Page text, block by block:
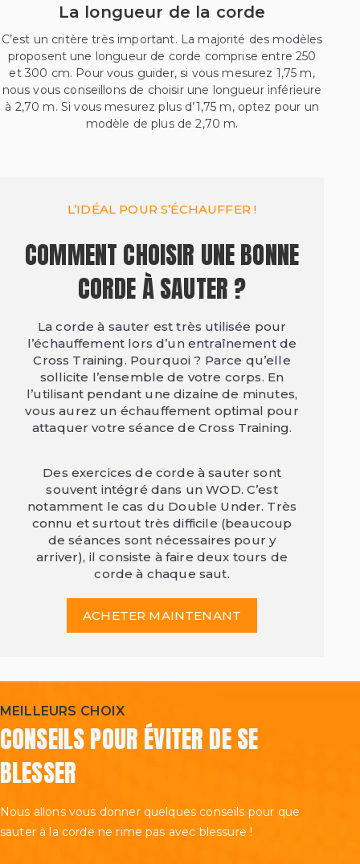
La longueur de la corde
C’est un critère très important. La majorité des modèles
proposent une longueur de corde comprise entre 250
et 300 cm. Pour vous guider, si vous mesurez 1,75 m,
nous vous conseillons de choisir une longueur inférieure
à 2,70 m. Si vous mesurez plus d’1,75 m, optez pour un
modèle de plus de 2,70 m.
L’IDÉAL POUR S’ÉCHAUFFER !
COMMENT CHOISIR UNE BONNE
CORDE À SAUTER ?
La corde à sauter est très utilisée pour
l’échauffement lors d’un entraînement de
Cross Training. Pourquoi ? Parce qu’elle
sollicite l’ensemble de votre corps. En
l’utilisant pendant une dizaine de minutes,
vous aurez un échauffement optimal pour
attaquer votre séance de Cross Training.
Des exercices de corde à sauter sont
souvent intégré dans un WOD. C’est
notamment le cas du Double Under. Très
connu et surtout très difficile (beaucoup
de séances sont nécessaires pour y
arriver), il consiste à faire deux tours de
corde à chaque saut.
ACHETER MAINTENANT
MEILLEURS CHOIX
CONSEILS POUR ÉVITER DE SE
BLESSER
Nous allons vous donner quelques conseils pour que
sauter à la corde ne rime pas avec blessure !